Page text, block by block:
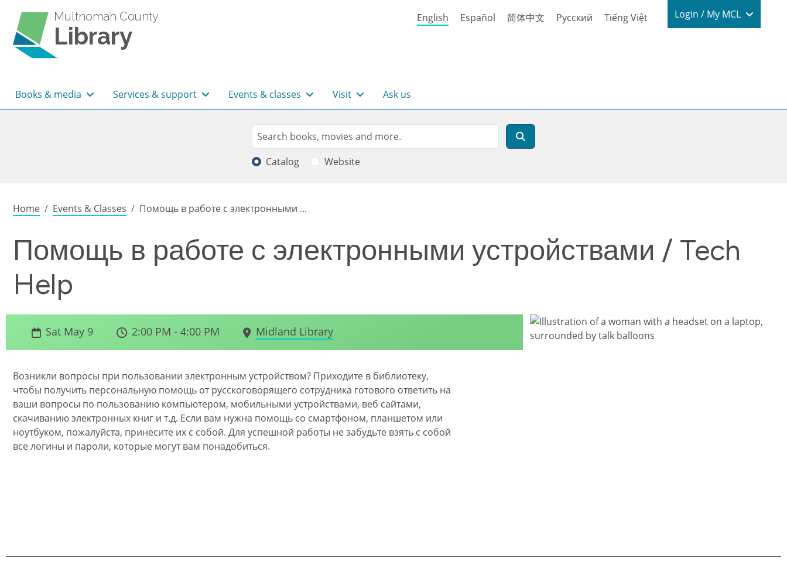
Multnomah County
Library
English Español 简体中文 Русский Tiếng Việt Login / My
Login / My MCL
Main navigation
Books & media Services & support Events & classes Visit Ask us
Search
Search
Catalog Website
Breadcrumb
Home Events & Classes Помощь в работе с электронными ...
Помощь в работе с электронными устройствами / Tech
Help
Sat May 9 2:00 PM - 4:00 PM Midland Library
Возникли вопросы при пользовании электронным устройством? Приходите в библиотеку,
чтобы получить персональную помощь от русскоговорящего сотрудника готового ответить на
ваши вопросы по пользованию компьютером, мобильными устройствами, веб сайтами,
скачиванию электронных книг и т.д. Если вам нужна помощь со смартфоном, планшетом или
ноутбуком, пожалуйста, принесите их с собой. Для успешной работы не забудьте взять с собой
все логины и пароли, которые могут вам понадобиться.